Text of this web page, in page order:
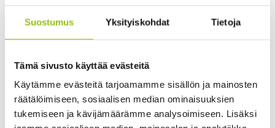
Suostumus Yksityiskohdat Tietoja
Tämä sivusto käyttää evästeitä
Käytämme evästeitä tarjoamamme sisällön ja mainosten
räätälöimiseen, sosiaalisen median ominaisuuksien
tukemiseen ja kävijämäärämme analysoimiseen. Lisäksi
& Ahokas, M. (2013). Arjen sosiaalipsykologia (3.
painos). Sanoma Pro.
2. Englanninkielinen kulttuuriseen moninaisuuteen
liittyvä tieteellinen artikkeli, joka tarkennetaan
Lisäksi muuta kirjallisuutta ja materiaalia
opetusohjelmassa tarkennettavalla tavalla.